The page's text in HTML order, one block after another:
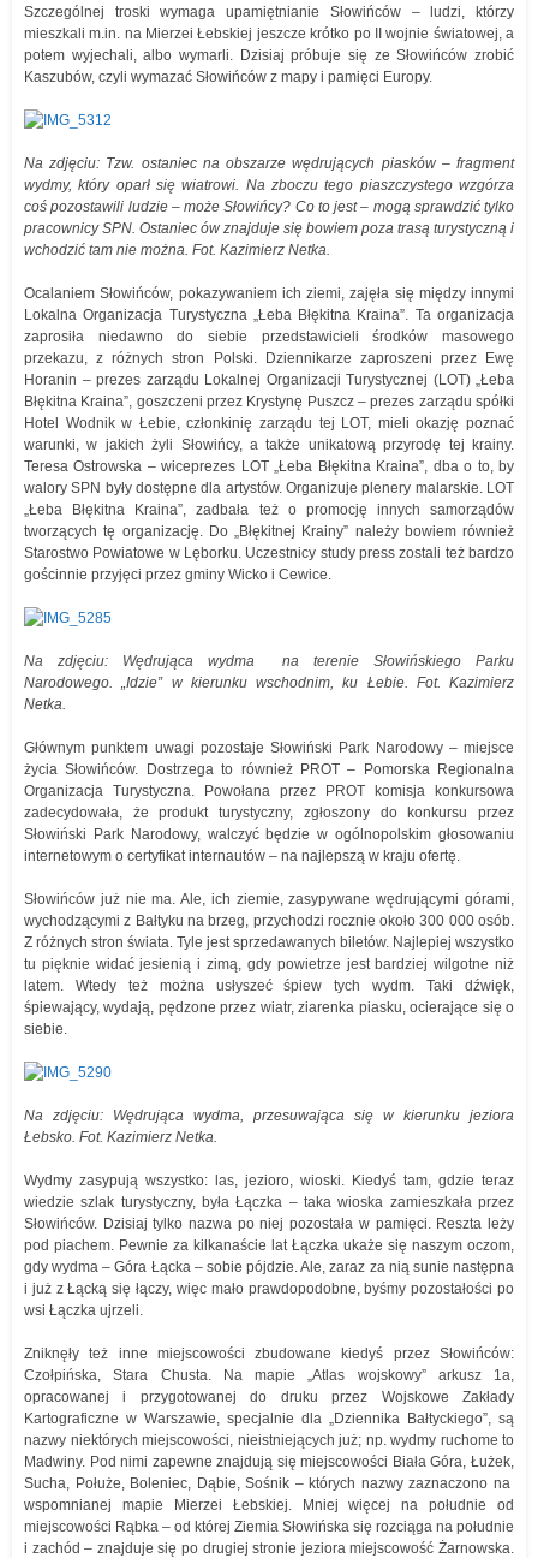
Szczególnej troski wymaga upamiętnianie Słowińców – ludzi, którzy
mieszkali m.in. na Mierzei Łebskiej jeszcze krótko po II wojnie światowej, a
potem wyjechali, albo wymarli. Dzisiaj próbuje się ze Słowińców zrobić
Kaszubów, czyli wymazać Słowińców z mapy i pamięci Europy.
Na zdjęciu: Tzw. ostaniec na obszarze wędrujących piasków – fragment
wydmy, który oparł się wiatrowi. Na zboczu tego piaszczystego wzgórza
coś pozostawili ludzie – może Słowińcy? Co to jest – mogą sprawdzić tylko
pracownicy SPN. Ostaniec ów znajduje się bowiem poza trasą turystyczną i
wchodzić tam nie można. Fot. Kazimierz Netka.
Ocalaniem Słowińców, pokazywaniem ich ziemi, zajęła się między innymi
Lokalna Organizacja Turystyczna „Łeba Błękitna Kraina”. Ta organizacja
zaprosiła niedawno do siebie przedstawicieli środków masowego
przekazu, z różnych stron Polski. Dziennikarze zaproszeni przez Ewę
Horanin – prezes zarządu Lokalnej Organizacji Turystycznej (LOT) „Łeba
Błękitna Kraina”, goszczeni przez Krystynę Puszcz – prezes zarządu spółki
Hotel Wodnik w Łebie, członkinię zarządu tej LOT, mieli okazję poznać
warunki, w jakich żyli Słowińcy, a także unikatową przyrodę tej krainy.
Teresa Ostrowska – wiceprezes LOT „Łeba Błękitna Kraina”, dba o to, by
walory SPN były dostępne dla artystów. Organizuje plenery malarskie. LOT
„Łeba Błękitna Kraina”, zadbała też o promocję innych samorządów
tworzących tę organizację. Do „Błękitnej Krainy” należy bowiem również
Starostwo Powiatowe w Lęborku. Uczestnicy study press zostali też bardzo
gościnnie przyjęci przez gminy Wicko i Cewice.
Na zdjęciu: Wędrująca wydma na terenie Słowińskiego Parku
Narodowego. „Idzie” w kierunku wschodnim, ku Łebie. Fot. Kazimierz
Netka.
Głównym punktem uwagi pozostaje Słowiński Park Narodowy – miejsce
życia Słowińców. Dostrzega to również PROT – Pomorska Regionalna
Organizacja Turystyczna. Powołana przez PROT komisja konkursowa
zadecydowała, że produkt turystyczny, zgłoszony do konkursu przez
Słowiński Park Narodowy, walczyć będzie w ogólnopolskim głosowaniu
internetowym o certyfikat internautów – na najlepszą w kraju ofertę.
Słowińców już nie ma. Ale, ich ziemie, zasypywane wędrującymi górami,
wychodzącymi z Bałtyku na brzeg, przychodzi rocznie około 300 000 osób.
Z różnych stron świata. Tyle jest sprzedawanych biletów. Najlepiej wszystko
tu pięknie widać jesienią i zimą, gdy powietrze jest bardziej wilgotne niż
latem. Wtedy też można usłyszeć śpiew tych wydm. Taki dźwięk,
śpiewający, wydają, pędzone przez wiatr, ziarenka piasku, ocierające się o
siebie.
Na zdjęciu: Wędrująca wydma, przesuwająca się w kierunku jeziora
Łebsko. Fot. Kazimierz Netka.
Wydmy zasypują wszystko: las, jezioro, wioski. Kiedyś tam, gdzie teraz
wiedzie szlak turystyczny, była Łączka – taka wioska zamieszkała przez
Słowińców. Dzisiaj tylko nazwa po niej pozostała w pamięci. Reszta leży
pod piachem. Pewnie za kilkanaście lat Łączka ukaże się naszym oczom,
gdy wydma – Góra Łącka – sobie pójdzie. Ale, zaraz za nią sunie następna
i już z Łącką się łączy, więc mało prawdopodobne, byśmy pozostałości po
wsi Łączka ujrzeli.
Zniknęły też inne miejscowości zbudowane kiedyś przez Słowińców:
Czołpińska, Stara Chusta. Na mapie „Atlas wojskowy” arkusz 1a,
opracowanej i przygotowanej do druku przez Wojskowe Zakłady
Kartograficzne w Warszawie, specjalnie dla „Dziennika Bałtyckiego”, są
nazwy niektórych miejscowości, nieistniejących już; np. wydmy ruchome to
Madwiny. Pod nimi zapewne znajdują się miejscowości Biała Góra, Łużek,
Sucha, Połuże, Boleniec, Dąbie, Sośnik – których nazwy zaznaczono na
wspomnianej mapie Mierzei Łebskiej. Mniej więcej na południe od
miejscowości Rąbka – od której Ziemia Słowińska się rozciąga na południe
i zachód – znajduje się po drugiej stronie jeziora miejscowość Żarnowska.